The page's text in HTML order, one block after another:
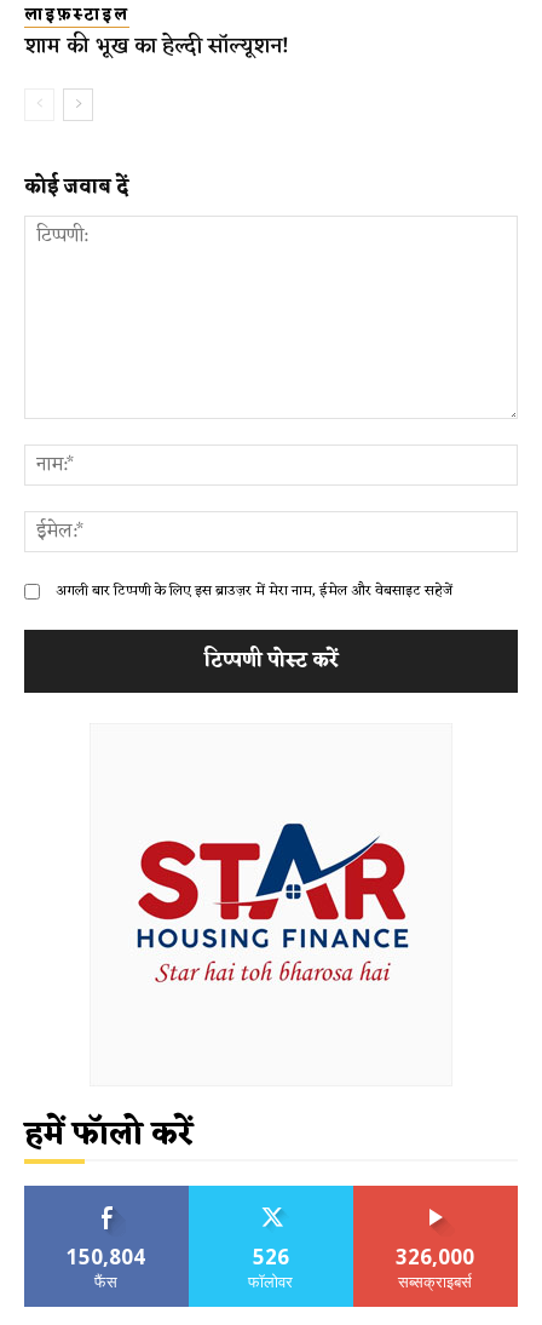
लाइफ़स्टाइल
शाम की भूख का हेल्दी सॉल्यूशन!
कोई जवाब दें
अगली बार टिप्पणी के लिए इस ब्राउज़र में मेरा नाम, ईमेल और वेबसाइट सहेजें
हमें फॉलो करें
150,804
फैंस
526
फॉलोवर
326,000
सब्सक्राइबर्स